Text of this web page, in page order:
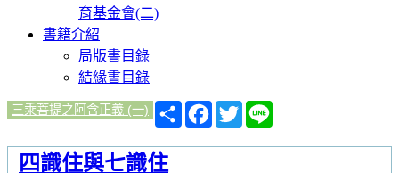
育基金會(二)
書籍介紹
局版書目錄
結緣書目錄
三乘菩提之阿含正義 (一)
分
享
Facebook
Twitter
四識住與七識住